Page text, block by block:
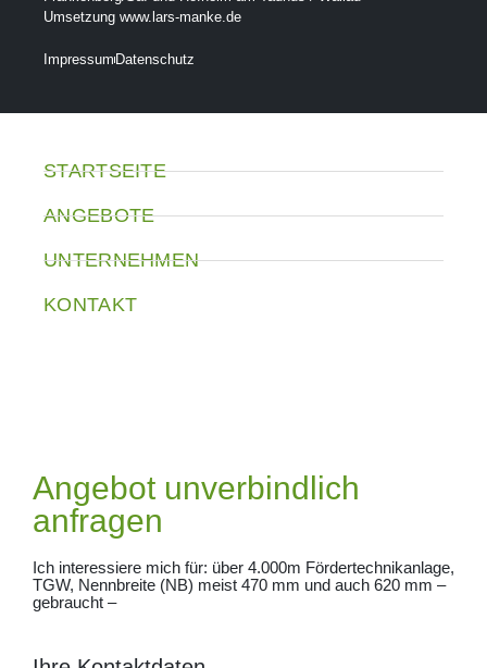
Umsetzung www.lars-manke.de
Impressum Datenschutz
STARTSEITE
ANGEBOTE
UNTERNEHMEN
KONTAKT
Angebot unverbindlich
anfragen
Ich interessiere mich für: über 4.000m Fördertechnikanlage,
TGW, Nennbreite (NB) meist 470 mm und auch 620 mm –
gebraucht –